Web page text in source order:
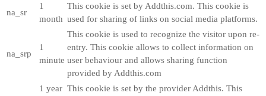
na_sr
1
month
This cookie is set by Addthis.com. This cookie is
used for sharing of links on social media platforms.
na_srp
1
minute
This cookie is used to recognize the visitor upon re-
entry. This cookie allows to collect information on
user behaviour and allows sharing function
provided by Addthis.com
1 year This cookie is set by the provider Addthis. This